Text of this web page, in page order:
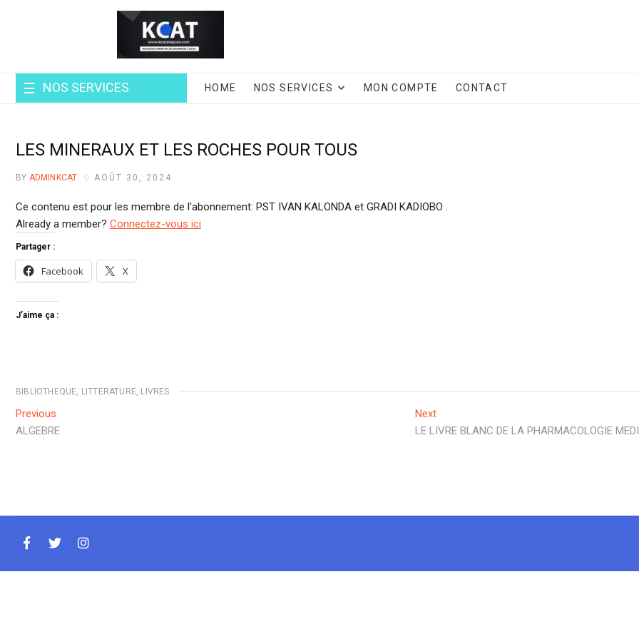
NOS SERVICES HOME NOS SERVICES MON COMPTE CONTACT
LES MINERAUX ET LES ROCHES POUR TOUS
BY ADMINKCAT AOÛT 30, 2024
Ce contenu est pour les membre de l'abonnement: PST IVAN KALONDA et GRADI KADIOBO .
Already a member? Connectez-vous ici
Partager :
Facebook X
J’aime ça :
BIBLIOTHEQUE LITTERATURE LIVRES
Navigation
de
Previous
post:
ALGEBRE
NextNext
post:
LE LIVRE BLANC DE LA PHARMACOLOGIE
facebook
twitterinstagram